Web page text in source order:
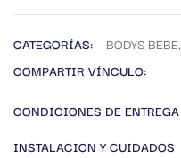
CATEGORÍAS: BODYS BEBE,
COMPARTIR VÍNCULO:
CONDICIONES DE ENTREGA
INSTALACION Y CUIDADOS